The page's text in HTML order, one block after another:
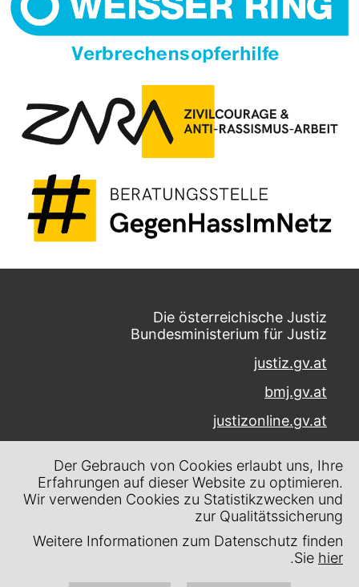
Die österreichische Justiz
Bundesministerium für Justiz
justiz.gv.at
bmj.gv.at
justizonline.gv.at
Museumstraße 7
1070 Wien
Kontakt
Impressum
Der Gebrauch von Cookies erlaubt uns, Ihre
Erfahrungen auf dieser Website zu optimieren.
Wir verwenden Cookies zu Statistikzwecken und
zur Qualitätssicherung
Weitere Informationen zum Datenschutz finden
Sie hier
.